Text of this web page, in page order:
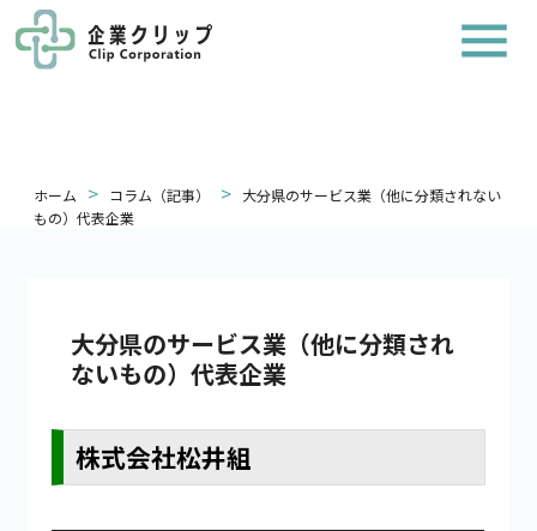
ホーム > コラム（記事） > 大分県のサービス業（他に分類されない
もの）代表企業
大分県のサービス業（他に分類され
ないもの）代表企業
株式会社松井組